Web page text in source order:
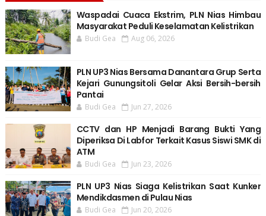
Waspadai Cuaca Ekstrim, PLN Nias Himbau
Masyarakat Peduli Keselamatan Kelistrikan
Budi Gea Aug 06, 2026
PLN UP3 Nias Bersama Danantara Grup Serta
Kejari Gunungsitoli Gelar Aksi Bersih-bersih
Pantai
Budi Gea Jun 27, 2026
CCTV dan HP Menjadi Barang Bukti Yang
Diperiksa Di Labfor Terkait Kasus Siswi SMK di
ATM
Budi Gea Jun 23, 2026
PLN UP3 Nias Siaga Kelistrikan Saat Kunker
Mendikdasmen di Pulau Nias
Budi Gea Jun 20, 2026